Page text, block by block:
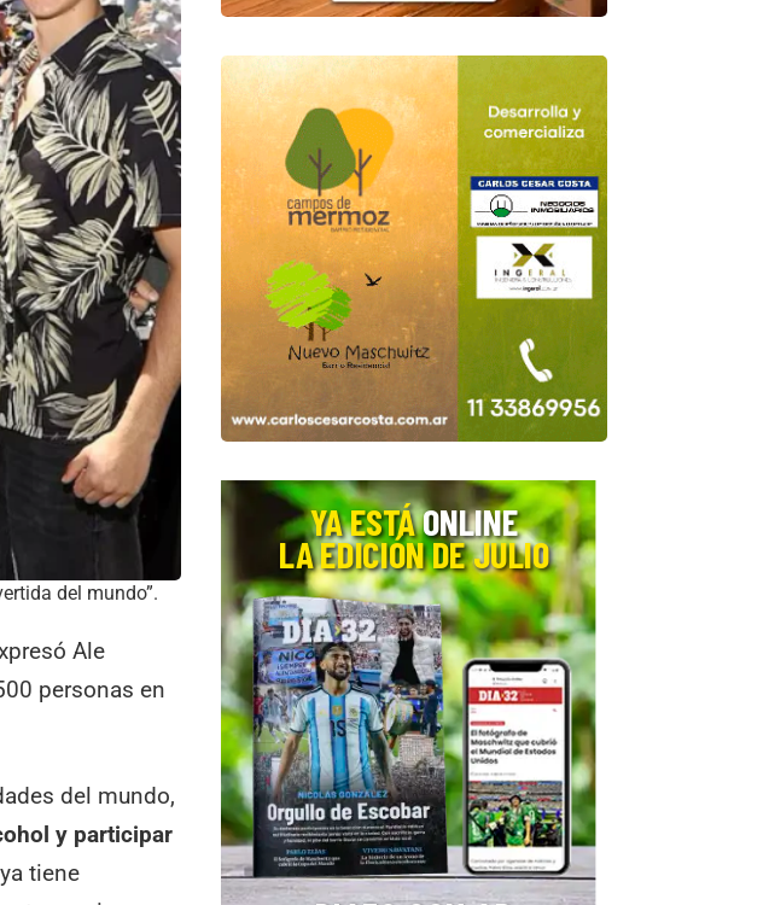
del mundo”.
Ale
personas en
del mundo,
y participar
tiene